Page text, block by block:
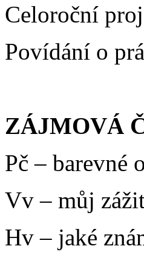
Celoroční
Povídání o
ZÁJMOVÁ
Pč – barevné
Vv – můj
Hv – jaké